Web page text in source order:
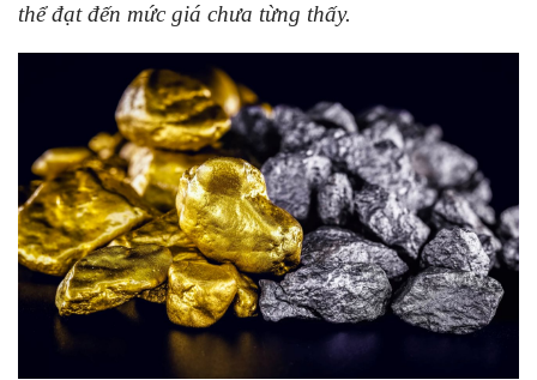
thể đạt đến mức giá chưa từng thấy.